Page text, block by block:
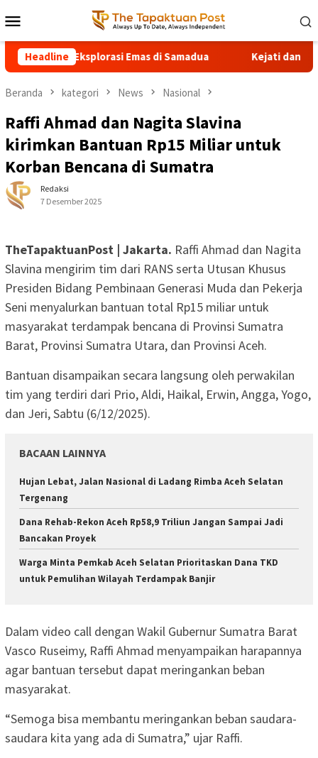
ke
kontenMobile
Headline
Tetap Eksplorasi Emas di Samadua Kejati dan Polda
Beranda kategori News Nasional
Raffi Ahmad dan Nagita Slavina
kirimkan Bantuan Rp15 Miliar untuk
Korban Bencana di Sumatra
Redaksi
7 Desember 2025
TheTapaktuanPost | Jakarta. Raffi Ahmad dan Nagita
Slavina mengirim tim dari RANS serta Utusan Khusus
Presiden Bidang Pembinaan Generasi Muda dan Pekerja
Seni menyalurkan bantuan total Rp15 miliar untuk
masyarakat terdampak bencana di Provinsi Sumatra
Barat, Provinsi Sumatra Utara, dan Provinsi Aceh.
Bantuan disampaikan secara langsung oleh perwakilan
tim yang terdiri dari Prio, Aldi, Haikal, Erwin, Angga, Yogo,
dan Jeri, Sabtu (6/12/2025).
BACAAN LAINNYA
Hujan Lebat, Jalan Nasional di Ladang Rimba Aceh Selatan
Tergenang
Dana Rehab-Rekon Aceh Rp58,9 Triliun Jangan Sampai Jadi
Bancakan Proyek
Warga Minta Pemkab Aceh Selatan Prioritaskan Dana TKD
untuk Pemulihan Wilayah Terdampak Banjir
Dalam video call dengan Wakil Gubernur Sumatra Barat
Vasco Ruseimy, Raffi Ahmad menyampaikan harapannya
agar bantuan tersebut dapat meringankan beban
masyarakat.
“Semoga bisa membantu meringankan beban saudara-
saudara kita yang ada di Sumatra,” ujar Raffi.